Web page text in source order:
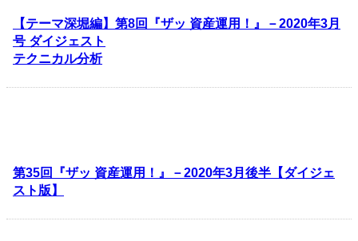
【テーマ深堀編】第8回『ザッ 資産運用！』－2020年3月
号 ダイジェスト
テクニカル分析
第35回『ザッ 資産運用！』－2020年3月後半【ダイジェ
スト版】